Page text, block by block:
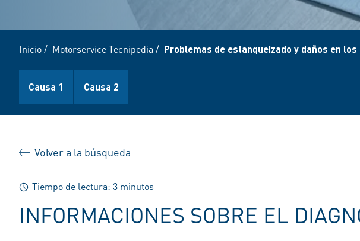
Inicio/ Motorservice Tecnipedia / Problemas de estanqueizado y daños en
Causa 1 Causa 2
Volver a la búsqueda
Tiempo de lectura: 3 minutos
INFORMACIONES SOBRE EL